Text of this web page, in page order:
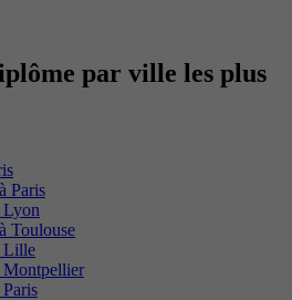
par ville les plus
Paris
Lyon
Toulouse
Lille
Montpellier